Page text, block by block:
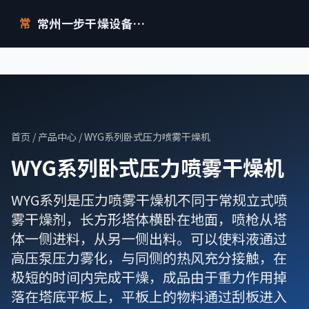
常 常州一步干燥设备有限公司
首页 / 产品中心 / WYG系列卧式压力喷雾干燥机
WYG系列卧式压力喷雾干燥机
WYG系列是压力喷雾干燥机不同于常规立式喷
雾干燥剂，长方形塔体横卧在地面，喷枪从塔
体一侧进料，从另一侧出料。可以使料液通过
高压泵压力雾化，与同侧的热风充分接触，在
极短的时间内完成干燥，成品由于重力作用掉
落在塔底平板上，平板上的物料通过刮板进入